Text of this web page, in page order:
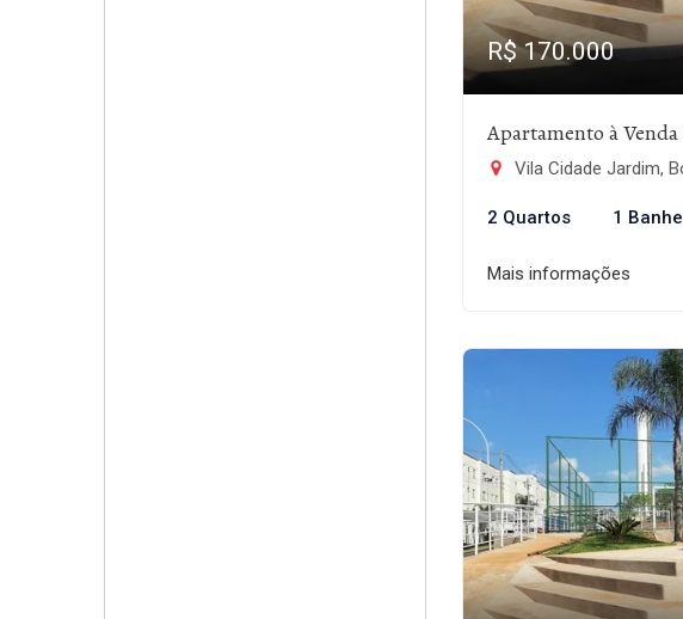
R$ 170.000
Apartamento à
Vila Cidade Jardim,
2 Quartos 1
Mais informações